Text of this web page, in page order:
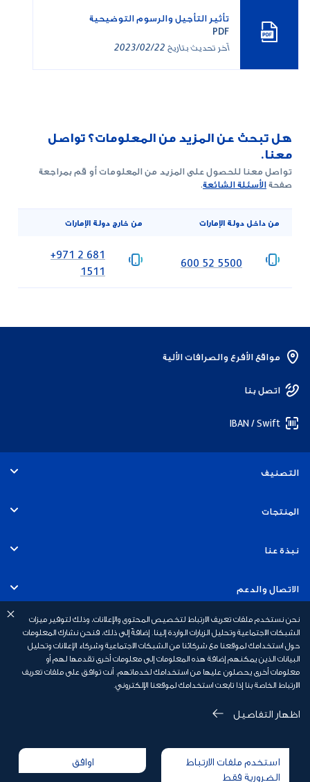
نحن نستخدم ملفات تعريف الارتباط لتخصيص المحتوى والإعلانات، وذلك لتوفير ميزات
الشبكات الاجتماعية وتحليل الزيارات الواردة إلينا. إضافةً إلى ذلك، فنحن نشارك المعلومات
حول استخدامك لموقعنا مع شركائنا من الشبكات الاجتماعية وشركاء الإعلانات وتحليل
البيانات الذين يمكنهم إضافة هذه المعلومات إلى معلومات أخرى تقدمها لهم أو
معلومات أخرى يحصلون عليها من استخدامك لخدماتهم. أنت توافق على ملفات تعريف
الارتباط الخاصة بنا إذا تابعت استخدامك لموقعنا الإلكتروني.
اظهار التفاصيل
اوافق
استخدم ملفات الارتباط
الضرورية فقط
تأثير التأجيل والرسوم التوضيحية
PDF
آخر تحديث بتاريخ 2023/02/22
هل تبحث عن المزيد من المعلومات؟ تواصل
معنا.
تواصل معنا للحصول على المزيد من المعلومات أو قم بمراجعة
صفحةالأسئلة الشائعة.
من داخل دولة الإمارات من خارج دولة الإمارات
‎600 52 5500
‎+971 2 681
1511
مواقع الأفرع والصرافات الألية
اتصل بنا
IBAN / Swift
التصنيف
الأفراد
الخدمات المصرفية الإسلامية
الخدمات المصرفية الخاصة
المنتجات
الحسابات
القروض
القروض العقارية
التأمين
نبذة عنا
التوظيف
الاستدامة
أخبار بنك أبوظبي الأول
علاقات المستثمرين
الاتصال والدعم
الخدمات المصرفية عبر الهاتف المتحرك
السلامة المالية
أسئلة وأجوبة
تقديم شكوى
روابط سريعة
رسوم الخدمات المصرفية الشخصية
حاسبة القروض
إعلان ملف تعريف الارتباط